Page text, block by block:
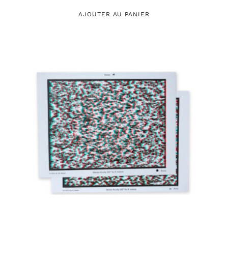
AJOUTER AU PANIER